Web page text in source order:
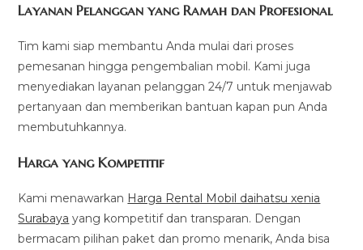
Layanan Pelanggan yang Ramah dan Profesional
Tim kami siap membantu Anda mulai dari proses
pemesanan hingga pengembalian mobil. Kami juga
menyediakan layanan pelanggan 24/7 untuk menjawab
pertanyaan dan memberikan bantuan kapan pun Anda
membutuhkannya.
Harga yang Kompetitif
Kami menawarkan Harga Rental Mobil daihatsu xenia
Surabaya yang kompetitif dan transparan. Dengan
bermacam pilihan paket dan promo menarik, Anda bisa